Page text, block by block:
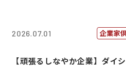
2026.07.01 企業家
【頑張るしなやか企業】ダ